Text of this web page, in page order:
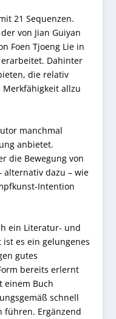
21 Sequenzen.
von Jian Guiyan
Foen Tjoeng Lie in
Dahinter
die relativ
allzu
manchmal
anbietet.
die Bewegung von
alternativ dazu – wie
Intention
ein Literatur- und
es ein gelungenes
gutes
bereits erlernt
einem Buch
schnell
Ergänzend